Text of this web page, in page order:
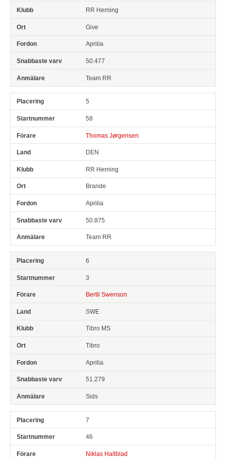
RR Herning
Give
Aprilia
50.477
Team RR
5
58
Thomas Jørgensen
DEN
RR Herning
Brande
Aprilia
50.875
Team RR
6
3
Bertil Swenson
SWE
Tibro MS
Tibro
Aprilia
51.279
Sids
7
46
Niklas Hallblad